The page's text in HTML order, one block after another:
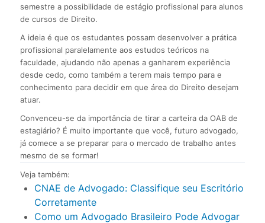
semestre a possibilidade de estágio profissional para alunos
de cursos de Direito.
A ideia é que os estudantes possam desenvolver a prática
profissional paralelamente aos estudos teóricos na
faculdade, ajudando não apenas a ganharem experiência
desde cedo, como também a terem mais tempo para e
conhecimento para decidir em que área do Direito desejam
atuar.
Convenceu-se da importância de tirar a carteira da OAB de
estagiário? É muito importante que você, futuro advogado,
já comece a se preparar para o mercado de trabalho antes
mesmo de se formar!
Veja também:
CNAE de Advogado: Classifique seu Escritório
Corretamente
Como um Advogado Brasileiro Pode Advogar